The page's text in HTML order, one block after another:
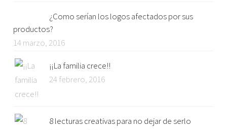
¿Como serían los logos afectados por sus
productos?
14 marzo, 2016
¡¡La familia crece!!
24 febrero, 2016
8 lecturas creativas para no dejar de serlo